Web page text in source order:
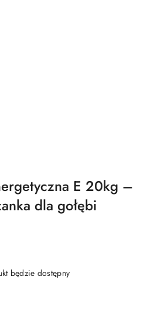
E 20kg –
dla gołębi
będzie dostępny